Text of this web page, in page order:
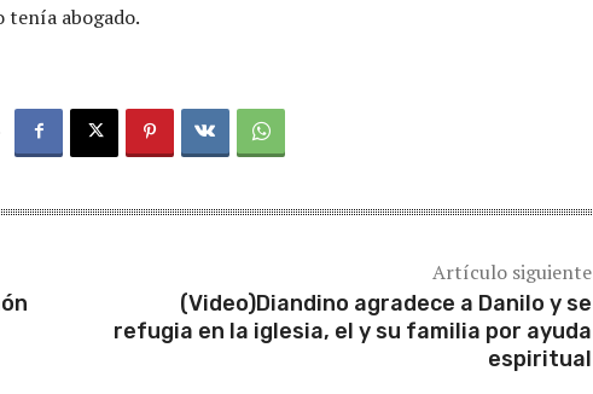
tenía abogado.
Artículo siguiente
(Video)Diandino agradece a Danilo y se
refugia en la iglesia, el y su familia por ayuda
espiritual